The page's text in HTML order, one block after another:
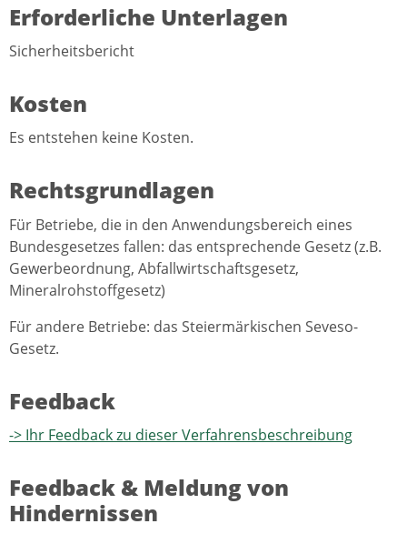
Erforderliche Unterlagen
Sicherheitsbericht
Kosten
Es entstehen keine Kosten.
Rechtsgrundlagen
Für Betriebe, die in den Anwendungsbereich eines
Bundesgesetzes fallen: das entsprechende Gesetz (z.B.
Gewerbeordnung, Abfallwirtschaftsgesetz,
Mineralrohstoffgesetz)
Für andere Betriebe: das Steiermärkischen Seveso-
Gesetz.
Feedback
-> Ihr Feedback zu dieser Verfahrensbeschreibung
Feedback & Meldung von
Hindernissen